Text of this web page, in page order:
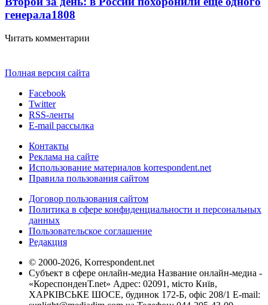
генерала1808
Читать комментарии
Полная версия сайта
Facebook
Twitter
RSS-ленты
E-mail рассылка
Контакты
Реклама на сайте
Использование материалов korrespondent.net
Правила пользования сайтом
Договор пользования сайтом
Политика в сфере конфиденциальности и персональных
данных
Пользовательское соглашение
Редакция
© 2000-2026, Korrespondent.net
Субъект в сфере онлайн-медиа Название онлайн-медиа -
«КореспонденТ.net» Адрес: 02091, місто Київ,
ХАРКІВСЬКЕ ШОСЕ, будинок 172-Б, офіс 208/1 E-mail: